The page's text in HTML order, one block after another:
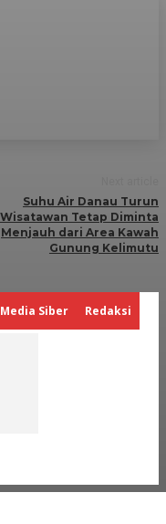
Tinggi dan
Suhu Air Danau Turun
Wisatawan Tetap Diminta
Menjauh dari Area Kawah
Gunung Kelimutu
Siber Redaksi